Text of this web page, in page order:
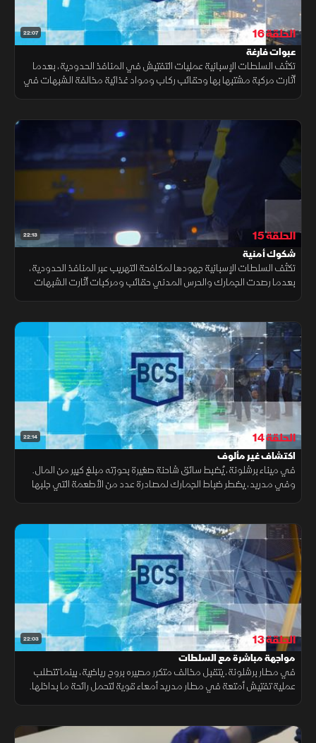
22:07 الحلقة 16
عبوات فارغة
تكثف السلطات الإسبانية عمليات التفتيش في المنافذ الحدودية، بعدما
أثارت مركبة مشتبها بها وحقائب ركاب ومواد غذائية مخالفة الشبهات في
22:13 الحلقة 15
شكوك أمنية
تكثف السلطات الإسبانية جهودها لمكافحة التهريب عبر المنافذ الحدودية،
بعدما رصدت الجمارك والحرس المدني حقائب ومركبات أثارت الشبهات
22:14 الحلقة 14
اكتشاف غير مألوف
في ميناء برشلونة، يُضبط سائق شاحنة صغيرة بحوزته مبلغ كبير من المال.
وفي مدريد، يضطر ضباط الجمارك لمصادرة عدد من الأطعمة التي جلبها
22:03 الحلقة 13
مواجهة مباشرة مع السلطات
في مطار برشلونة، يتقبل مخالف متكرر مصيره بروح رياضية، بينما تتطلب
عملية تفتيش أمتعة في مطار مدريد أمعاء قوية لتحمل رائحة ما بداخلها.